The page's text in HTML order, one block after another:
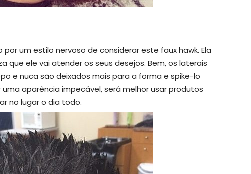
um estilo nervoso de considerar este faux hawk. Ela
que ele vai atender os seus desejos. Bem, os laterais
e nuca são deixados mais para a forma e spike-lo
aparência impecável, será melhor usar produtos
no lugar o dia todo.